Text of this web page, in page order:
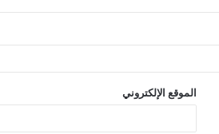
الموقع الإلكتروني